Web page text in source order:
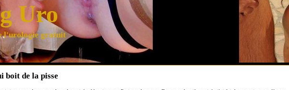
Uro
l'urologie gratuit
boit de la pisse